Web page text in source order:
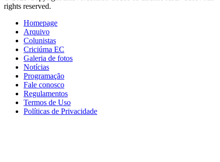
rights reserved.
Homepage
Arquivo
Colunistas
Criciúma EC
Galeria de fotos
Notícias
Programação
Fale conosco
Regulamentos
Termos de Uso
Políticas de Privacidade